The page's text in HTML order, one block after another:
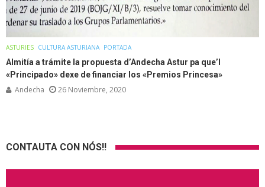
ASTURIES CULTURA ASTURIANA PORTADA
Almitía a trámite la propuesta d’Andecha Astur pa que’l
«Principado» dexe de financiar los «Premios Princesa»
Andecha 26 Noviembre, 2020
CONTAUTA CON NÓS!!